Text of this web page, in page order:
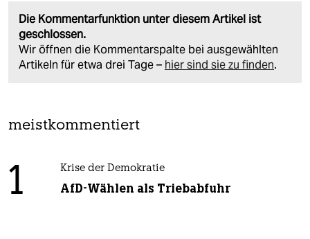
Die Kommentarfunktion unter diesem Artikel ist
geschlossen.
Wir öffnen die Kommentarspalte bei ausgewählten
Artikeln für etwa drei Tage – hier sind sie zu finden.
meistkommentiert
1 Krise der Demokratie
AfD-Wählen als Triebabfuhr